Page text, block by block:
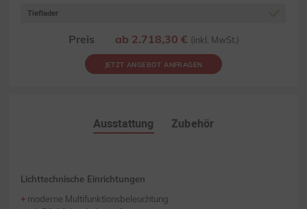
Tieflader
Preis ab 2.718,30 € (inkl. MwSt.)
JETZT ANGEBOT ANFRAGEN
Ausstattung Zubehör
Lichttechnische Einrichtungen
moderne Multifunktionsbeleuchtung